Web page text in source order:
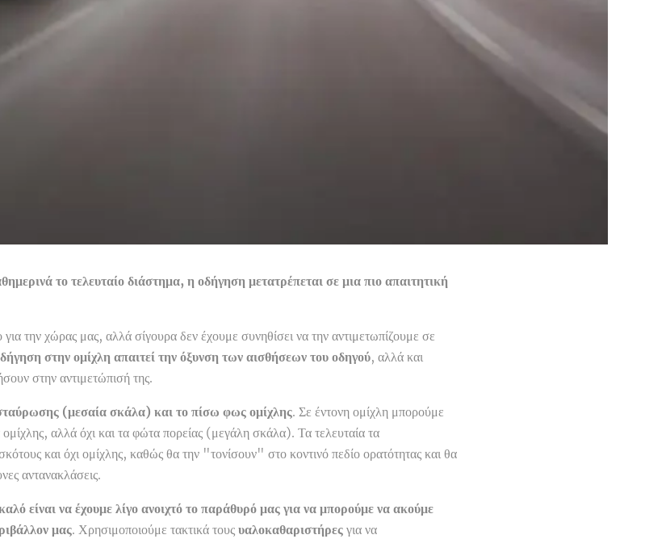
το τελευταίο διάστημα, η οδήγηση μετατρέπεται σε μια πιο απαιτητική
την χώρας μας, αλλά σίγουρα δεν έχουμε συνηθίσει να την αντιμετωπίζουμε σε
στην ομίχλη απαιτεί την όξυνση των αισθήσεων του οδηγού, αλλά και
στην αντιμετώπισή της.
(μεσαία σκάλα) και το πίσω φως ομίχλης. Σε έντονη ομίχλη μπορούμε
αλλά όχι και τα φώτα πορείας (μεγάλη σκάλα). Τα τελευταία τα
και όχι ομίχλης, καθώς θα την "τονίσουν" στο κοντινό πεδίο ορατότητας και θα
αντανακλάσεις.
είναι να έχουμε λίγο ανοιχτό το παράθυρό μας για να μπορούμε να ακούμε
μας. Χρησιμοποιούμε τακτικά τους υαλοκαθαριστήρες για να